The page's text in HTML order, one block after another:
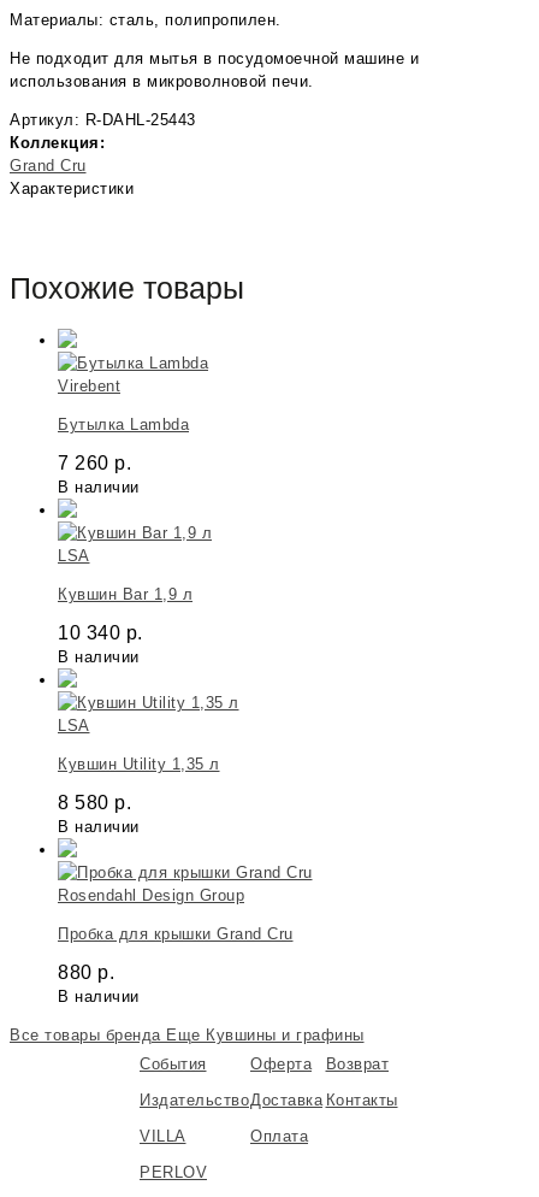
Материалы: сталь, полипропилен.
Не подходит для мытья в посудомоечной машине и
использования в микроволновой печи.
Артикул: R-DAHL-25443
Коллекция:
Grand Cru
Характеристики
Похожие товары
Virebent
Бутылка Lambda
7 260 р.
В наличии
LSA
Кувшин Bar 1,9 л
10 340 р.
В наличии
LSA
Кувшин Utility 1,35 л
8 580 р.
В наличии
Rosendahl Design Group
Пробка для крышки Grand Cru
880 р.
В наличии
Все товары бренда Еще Кувшины и графины
События
Издательство
VILLA
PERLOV
Оферта
Доставка
Оплата
Возврат
Контакты